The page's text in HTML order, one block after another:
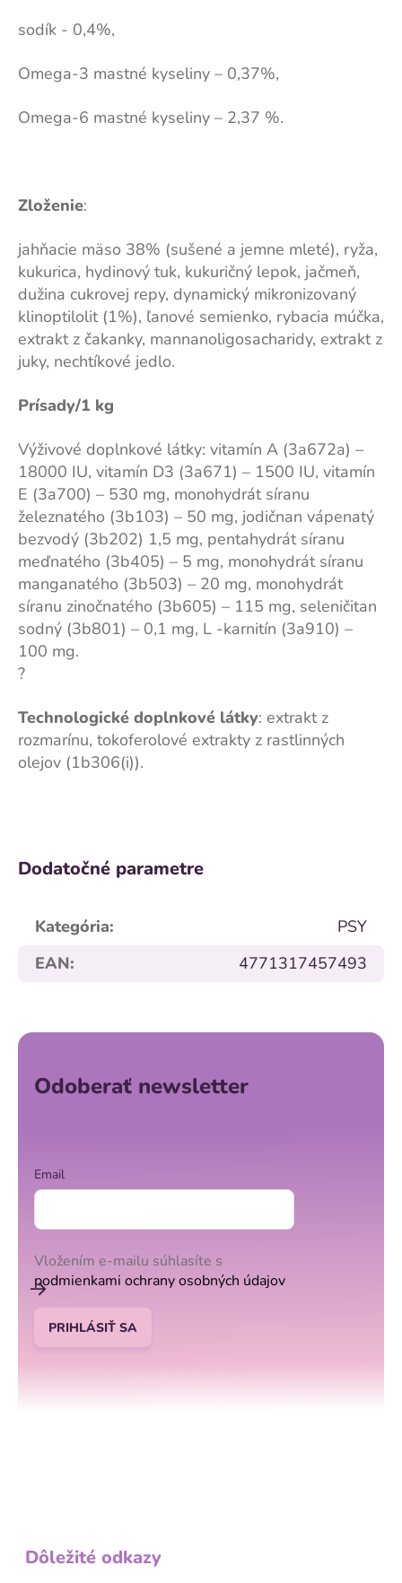
sodík - 0,4%,
Omega-3 mastné kyseliny – 0,37%,
Omega-6 mastné kyseliny – 2,37 %.
Zloženie:
jahňacie mäso 38% (sušené a jemne mleté), ryža,
kukurica, hydinový tuk, kukuričný lepok, jačmeň,
dužina cukrovej repy, dynamický mikronizovaný
klinoptilolit (1%), ľanové semienko, rybacia múčka,
extrakt z čakanky, mannanoligosacharidy, extrakt z
juky, nechtíkové jedlo.
Prísady/1 kg
Výživové doplnkové látky: vitamín A (3a672a) –
18000 IU, vitamín D3 (3a671) – 1500 IU, vitamín
E (3a700) – 530 mg, monohydrát síranu
železnatého (3b103) – 50 mg, jodičnan vápenatý
bezvodý (3b202) 1,5 mg, pentahydrát síranu
meďnatého (3b405) – 5 mg, monohydrát síranu
manganatého (3b503) – 20 mg, monohydrát
síranu zinočnatého (3b605) – 115 mg, seleničitan
sodný (3b801) – 0,1 mg, L -karnitín (3a910) –
100 mg.
?
Technologické doplnkové látky: extrakt z
rozmarínu, tokoferolové extrakty z rastlinných
olejov (1b306(i)).
Dodatočné parametre
Kategória:
PSY
EAN: 4771317457493
Odoberať newsletter
Email
Vložením e-mailu súhlasíte s
podmienkami ochrany osobných údajov
PRIHLÁSIŤ SA
Dôležité odkazy